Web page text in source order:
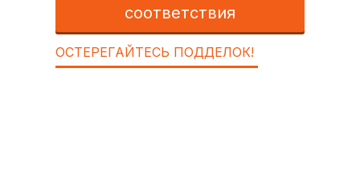
соответствия
ОСТЕРЕГАЙТЕСЬ ПОДДЕЛОК!